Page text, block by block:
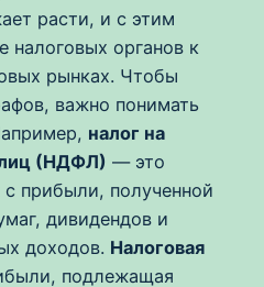
расти, и с этим
налоговых органов к
рынках. Чтобы
важно понимать
налог на
(НДФЛ) — это
прибыли, полученной
дивидендов и
доходов. Налоговая
подлежащая